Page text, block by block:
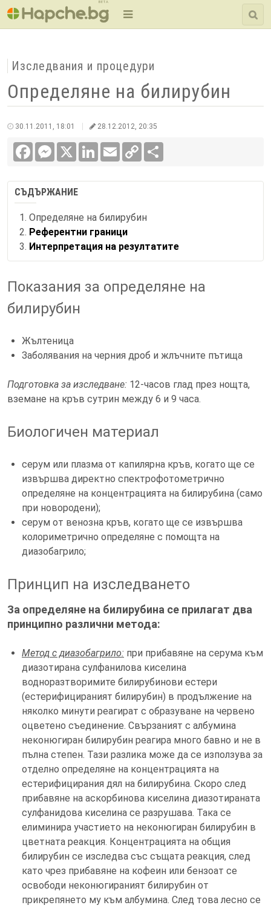
BETA
Изследвания и процедури
Определяне на билирубин
30.11.2011, 18:01 28.12.2012, 20:35
FacebookMessenger LinkedInEmail
Copy
Link
СЪДЪРЖАНИЕ
Определяне на билирубин
Референтни граници
Интерпретация на резултатите
Показания за определяне на
билирубин
Жълтеница
Заболявания на черния дроб и жлъчните пътища
Подготовка за изследване: 12-часов глад през нощта,
вземане на кръв сутрин между 6 и 9 часа.
Биологичен материал
серум или плазма от капилярна кръв, когато ще се
извършва директно спектрофотометрично
определяне на концентрацията на билирубина (само
при новородени);
серум от венозна кръв, когато ще се извършва
колориметрично определяне с помощта на
диазобагрило;
Принцип на изследването
За определяне на билирубина се прилагат два
принципно различни метода:
Метод с диазобагрило: при прибавяне на серума към
диазотирана сулфанилова киселина
водноразтворимите билирубинови естери
(естерифицираният билирубин) в продължение на
няколко минути реагират с образуване на червено
оцветено съединение. Свързаният с албумина
неконюгиран билирубин реагира много бавно и не в
пълна степен. Тази разлика може да се използува за
отделно определяне на концентрацията на
естерифицирания дял на билирубина. Скоро след
прибавяне на аскорбинова киселина диазотираната
сулфанидова киселина се разрушава. Така се
елиминира участието на неконюгиран билирубин в
цветната реакция. Концентрацията на общия
билирубин се изследва със същата реакция, след
като чрез прибавяне на кофеин или бензоат се
освободи неконюгираният билирубин от
прикрепянето му към албумина. След това лесно се